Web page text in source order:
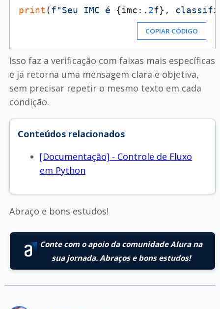
print (f"Seu IMC é {imc: .2f} ,
COPIAR CÓDIGO
Isso faz a verificação com faixas mais específicas
e já retorna uma mensagem clara e objetiva,
sem precisar repetir o mesmo texto em cada
condição.
Conteúdos relacionados
[Documentação] - Controle de Fluxo
em Python
Abraço e bons estudos!
Conte com o apoio da comunidade Alura na
sua jornada. Abraços e bons estudos!